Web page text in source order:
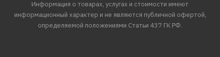
Информация о товарах, услугах и стоимости имеют
информационный характер и не являются публичной офертой,
определяемой положениями Статьи 437 ГК РФ.